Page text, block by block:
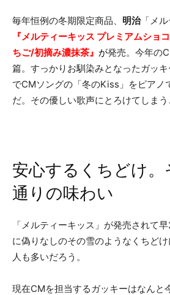
毎年恒例の冬期限定商品、 明治「メ
『メルティーキッス プレミアムショ
ちご/初摘み濃抹茶』 が発売。今年の
篇。すっかりお馴染みとなったガッ
でCMソングの「冬のKiss」をピアノ
だ。その優しい歌声にとろけてしまう
安心するくちどけ。
通りの味わい
「メルティーキッス」が発売されて
に偽りなしのその雪のようなくちど
人も多いだろう。
現在CMを担当するガッキーはなんと